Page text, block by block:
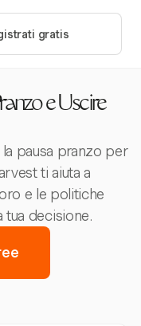
gratis
e Uscire
pausa pranzo per
ti aiuta a
e le politiche
tua decisione.